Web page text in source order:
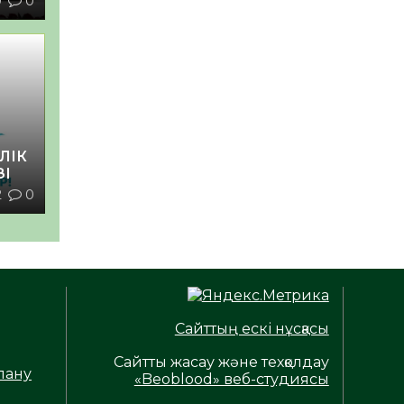
0
Сайттың ескі нұсқасы
Сайтты жасау және техқолдау
«Beoblood» веб-студиясы